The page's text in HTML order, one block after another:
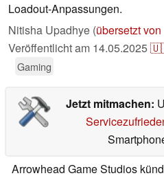
Loadout-Anpassungen.
Nitisha Upadhye (übersetzt von
Veröffentlicht am 14.05.2025
Gaming
Jetzt mitmachen:
Arrowhead Game Studios